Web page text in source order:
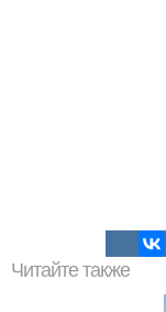
Читайте также